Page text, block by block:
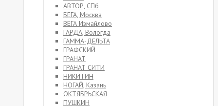
АВТОР, СПб
БЕГА, Москва
ВЕГА Измайлово
ГАРДА, Вологда
ГАММА-ДЕЛЬТА
ГРАФСКИЙ
ГРАНАТ
ГРАНАТ СИТИ
НИКИТИН
НОГАЙ, Казань
ОКТЯБРЬСКАЯ
ПУШКИН